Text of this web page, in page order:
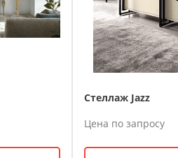
Стеллаж Jazz
Цена по запросу